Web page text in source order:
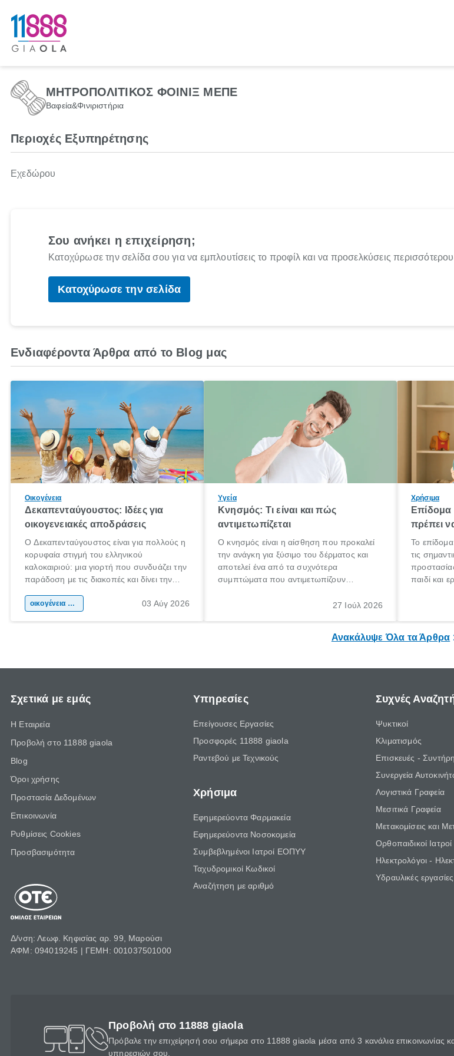
ΜΗΤΡΟΠΟΛΙΤΙΚΟΣ ΦΟΙΝΙΞ ΜΕΠΕ
Βαφεία&Φινιριστήρια
Περιοχές Εξυπηρέτησης
Εχεδώρου
Σου ανήκει η επιχείρηση;
Κατοχύρωσε την σελίδα σου για να εμπλουτίσεις το προφίλ και να προσελκύσεις
Κατοχύρωσε την σελίδα
Ενδιαφέροντα Άρθρα από το Blog μας
Οικογένεια
Δεκαπενταύγουστος: Ιδέες για
οικογενειακές αποδράσεις
Ο Δεκαπενταύγουστος είναι για πολλούς η
κορυφαία στιγμή του ελληνικού
καλοκαιριού: μια γιορτή που συνδυάζει την
παράδοση με τις διακοπές και δίνει την
χώρας. Είτε πρόκειται για λίγες μέρες
οικογένεια & παιδί 03 Αύγ 2026
Υγεία
Κνησμός: Τι είναι και πώς
αντιμετωπίζεται
Ο κνησμός είναι η αίσθηση που προκαλεί
την ανάγκη για ξύσιμο του δέρματος και
αποτελεί ένα από τα συχνότερα
συμπτώματα που αντιμετωπίζουν
πληροφορίες για το «κνησμός τι είναι»,
27 Ιούλ 2026
Χρήσιμα
πρέπει
Το
τις
παιδί και
Ανακάλυψε Όλα τα Άρθρα
Σχετικά με εμάς
Η Εταιρεία
Προβολή στο 11888 giaola
Blog
Όροι χρήσης
Προστασία Δεδομένων
Επικοινωνία
Ρυθμίσεις Cookies
Προσβασιμότητα
Δ/νση: Λεωφ. Κηφισίας αρ. 99, Μαρούσι
ΑΦΜ: 094019245 | ΓΕΜΗ: 001037501000
Υπηρεσίες
Επείγουσες Εργασίες
Προσφορές 11888 giaola
Ραντεβού με Τεχνικούς
Χρήσιμα
Εφημερεύοντα Φαρμακεία
Εφημερεύοντα Νοσοκομεία
Συμβεβλημένοι Ιατροί ΕΟΠΥΥ
Ταχυδρομικοί Κωδικοί
Αναζήτηση με αριθμό
Συχνές
Ψυκτικοί
Κλιματισμός
Επισκευές -
Συνεργεία
Λογιστικά Γραφεία
Μεσιτικά Γραφεία
Μετακομίσεις και
Ορθοπαιδικοί Ιατροί
Ηλεκτρολόγοι -
Υδραυλικές
Προβολή στο 11888 giaola
Πρόβαλε την επιχείρησή σου σήμερα στο 11888 giaola μέσα από 3 κανάλια επικοινωνίας
υπηρεσιών σου.